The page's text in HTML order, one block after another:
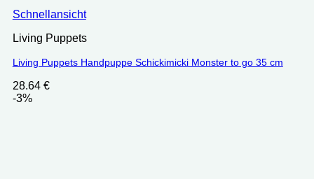
Schnellansicht
Living Puppets
Living Puppets Handpuppe Schickimicki Monster to go 35 cm
28.64 €
-3%